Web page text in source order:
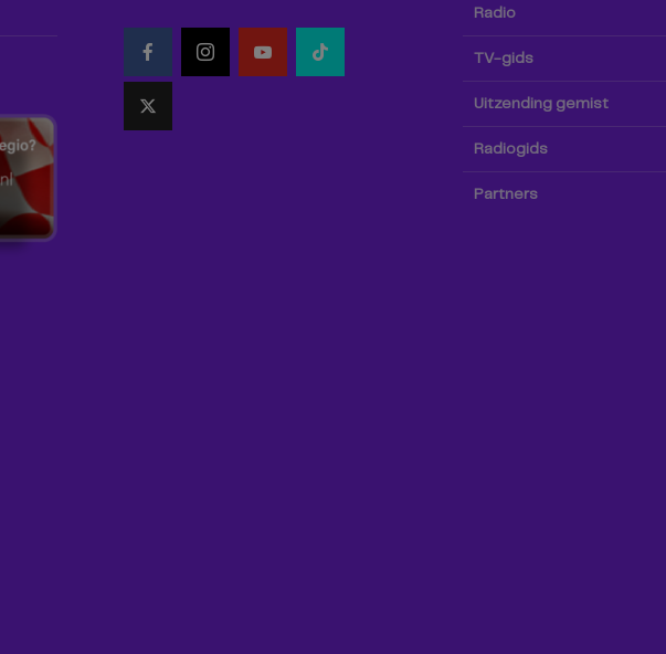
Radio
TV-gids
Uitzending gemist
Radiogids
Partners